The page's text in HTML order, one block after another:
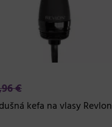
€
kefa na vlasy Revlon